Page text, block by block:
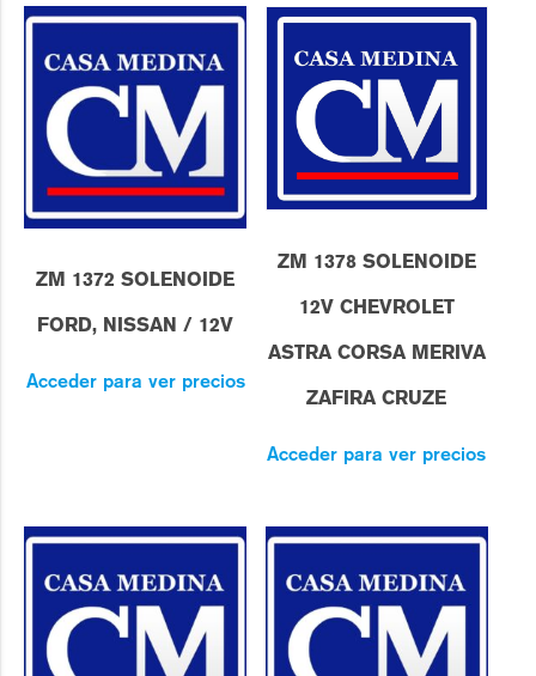
ZM 1372 SOLENOIDE
FORD, NISSAN / 12V
Acceder para ver precios
ZM 1378 SOLENOIDE
12V CHEVROLET
ASTRA CORSA MERIVA
ZAFIRA CRUZE
Acceder para ver precios